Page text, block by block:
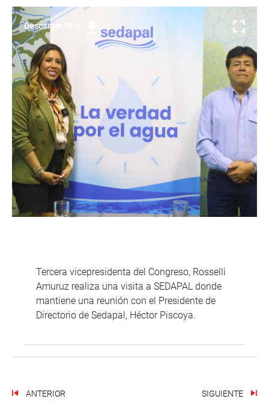
Descargar foto
Tercera vicepresidenta del Congreso, Rosselli
Amuruz realiza una visita a SEDAPAL donde
mantiene una reunión con el Presidente de
Directorio de Sedapal, Héctor Piscoya.
ANTERIOR SIGUIENTE